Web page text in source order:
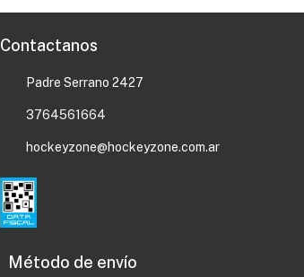
Contactanos
Padre Serrano 2427
3764561664
hockeyzone@hockeyzone.com.ar
Método de envío